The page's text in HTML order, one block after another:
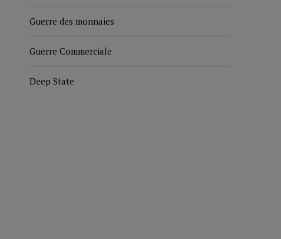
Guerre des monnaies
Guerre Commerciale
Deep State